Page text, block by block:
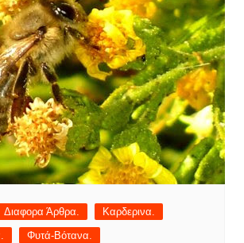
Διαφορα Άρθρα.
Καρδερινα.
Φυτά-Βότανα.